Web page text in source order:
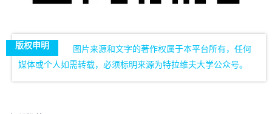
版权申明
图片来源和文字的著作权属于本平台所有，任何
媒体或个人如需转载，必须标明来源为特拉维夫大学公众号。